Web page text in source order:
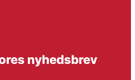
nyhedsbrev